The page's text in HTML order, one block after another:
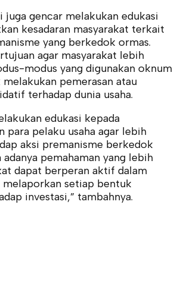
juga gencar melakukan edukasi
kesadaran masyarakat terkait
yang berkedok ormas.
agar masyarakat lebih
modus yang digunakan oknum
pemerasan atau
terhadap dunia usaha.
edukasi kepada
para pelaku usaha agar lebih
aksi premanisme berkedok
adanya pemahaman yang lebih
dapat berperan aktif dalam
melaporkan setiap bentuk
investasi,” tambahnya.